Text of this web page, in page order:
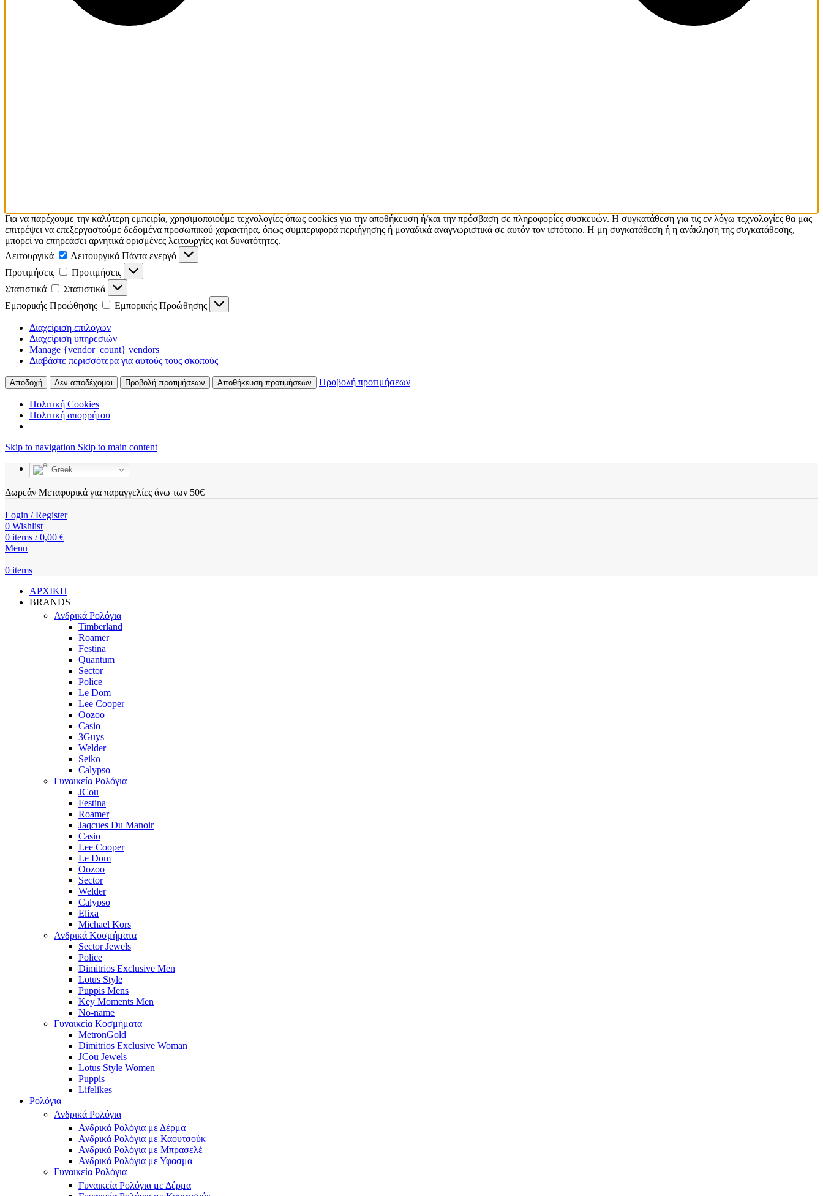
Για να παρέχουμε την καλύτερη εμπειρία, χρησιμοποιούμε τεχνολογίες όπως cookies για την αποθήκευση ή/και την πρόσβαση σε πληροφορίες συσκευών. Η συγκατάθεση για τις εν λόγω τεχνολογίες θα μας
επιτρέψει να επεξεργαστούμε δεδομένα προσωπικού χαρακτήρα, όπως συμπεριφορά περιήγησης ή μοναδικά αναγνωριστικά σε αυτόν τον ιστότοπο. Η μη συγκατάθεση ή η ανάκληση της συγκατάθεσης,
μπορεί να επηρεάσει αρνητικά ορισμένες λειτουργίες και δυνατότητες.
Λειτουργικά
Λειτουργικά Πάντα ενεργό
Προτιμήσεις
Προτιμήσεις
Στατιστικά
Στατιστικά
Εμπορικής Προώθησης
Εμπορικής Προώθησης
Διαχείριση επιλογών
Διαχείριση υπηρεσιών
Manage {vendor_count} vendors
Διαβάστε περισσότερα για αυτούς τους σκοπούς
Αποδοχή Δεν αποδέχομαι Προβολή προτιμήσεων Αποθήκευση προτιμήσεων Προβολή προτιμήσεων
Πολιτική Cookies
Πολιτική απορρήτου
Skip to navigation Skip to main content
Greek
Δωρεάν Μεταφορικά για παραγγελίες άνω των 50€
Login / Register
0 Wishlist
0 items / 0,00 €
Menu
0 items
ΑΡΧΙΚΗ
BRANDS
Ανδρικά Ρολόγια
Timberland
Roamer
Festina
Quantum
Sector
Police
Le Dom
Lee Cooper
Oozoo
Casio
3Guys
Welder
Seiko
Calypso
Γυναικεία Ρολόγια
JCou
Festina
Roamer
Jaqcues Du Manoir
Casio
Lee Cooper
Le Dom
Oozoo
Sector
Welder
Calypso
Elixa
Michael Kors
Ανδρικά Κοσμήματα
Sector Jewels
Police
Dimitrios Exclusive Men
Lotus Style
Puppis Mens
Key Moments Men
No-name
Γυναικεία Κοσμήματα
MetronGold
Dimitrios Exclusive Woman
JCou Jewels
Lotus Style Women
Puppis
Lifelikes
Ρολόγια
Ανδρικά Ρολόγια
Ανδρικά Ρολόγια με Δέρμα
Ανδρικά Ρολόγια με Καουτσούκ
Ανδρικά Ρολόγια με Μπρασελέ
Ανδρικά Ρολόγια με Υφασμα
Γυναικεία Ρολόγια
Γυναικεία Ρολόγια με Δέρμα